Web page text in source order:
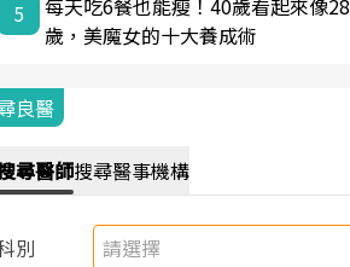
5
每天吃6餐也能瘦！40歲看起來像28
歲，美魔女的十大養成術
良醫
尋醫師搜尋醫事機構
別 請選擇